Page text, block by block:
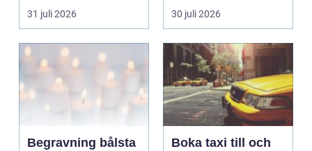
31 juli 2026
Det påverkar hur länge
gäs...
30 juli 2026
Begravning bålsta
Boka taxi till och